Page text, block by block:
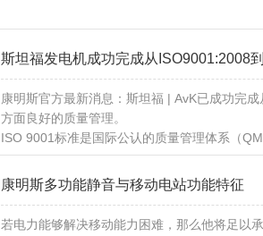
斯坦福发电机成功完成从ISO9001:2008
康明斯官方最新消息：斯坦福 | AvK已成功完
方面良好的质量管理。
ISO 9001标准是国际公认的质量管理体系（
康明斯多功能静音与移动电站功能特征
若电力能够解决移动能力困难，那么他将足以